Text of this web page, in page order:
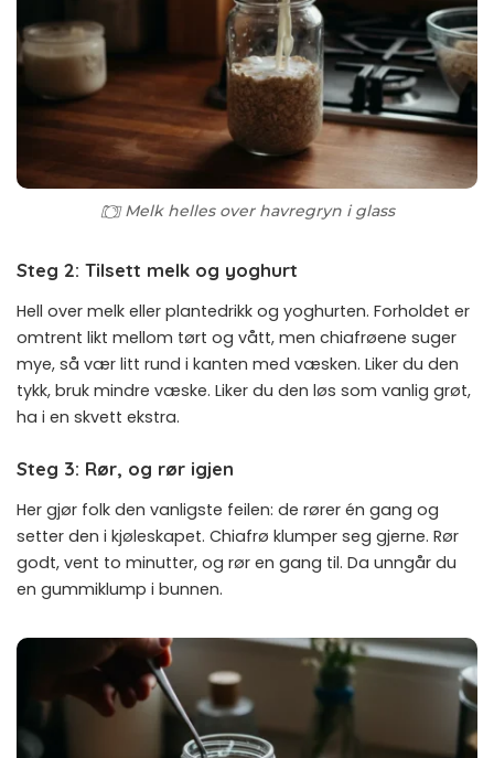
Melk helles over havregryn i glass
Steg 2: Tilsett melk og yoghurt
Hell over melk eller plantedrikk og yoghurten. Forholdet er
omtrent likt mellom tørt og vått, men chiafrøene suger
mye, så vær litt rund i kanten med væsken. Liker du den
tykk, bruk mindre væske. Liker du den løs som vanlig grøt,
ha i en skvett ekstra.
Steg 3: Rør, og rør igjen
Her gjør folk den vanligste feilen: de rører én gang og
setter den i kjøleskapet. Chiafrø klumper seg gjerne. Rør
godt, vent to minutter, og rør en gang til. Da unngår du
en gummiklump i bunnen.